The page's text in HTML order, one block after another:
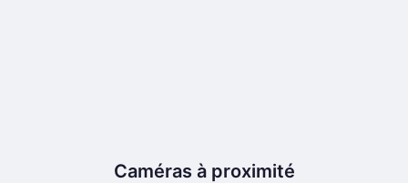
Caméras à proximité